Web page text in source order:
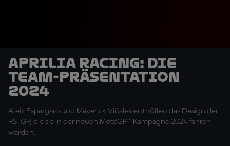
Aprilia Racing: Die
Team-Präsentation
2024
Aleix Espargaro und Maverick Viñales enthüllen das Design der
RS-GP, die sie in der neuen MotoGP™-Kampagne 2024 fahren
werden.